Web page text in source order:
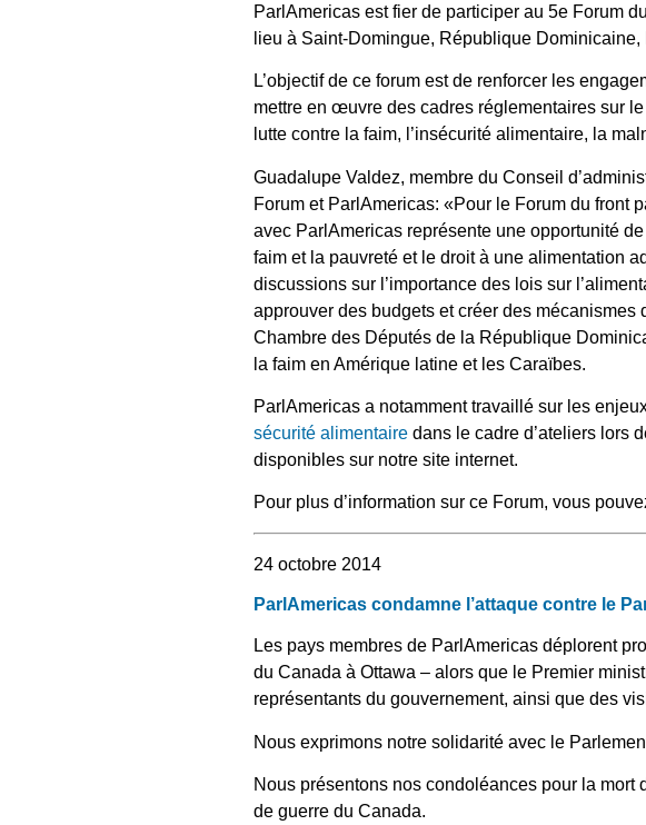
ParlAmericas est fier de participer au 5e Forum
lieu à Saint-Domingue, République
L’objectif de ce forum est de renforcer les
mettre en œuvre des cadres réglementaires sur
lutte contre la faim, l’insécurité alimentaire, la
Guadalupe Valdez, membre du Conseil
Forum et ParlAmericas: «Pour le Forum du front
avec ParlAmericas représente une opportunité
faim et la pauvreté et le droit à une alimentation
discussions sur l’importance des lois sur
approuver des budgets et créer des
Chambre des Députés de la République
la faim en Amérique latine et les Caraïbes.
ParlAmericas a notamment travaillé sur les
sécurité alimentaire dans le cadre d’ateliers lors
disponibles sur notre site internet.
Pour plus d’information sur ce Forum, vous
24 octobre 2014
ParlAmericas condamne l’attaque contre le
Les pays membres de ParlAmericas déplorent
du Canada à Ottawa – alors que le Premier
représentants du gouvernement, ainsi que des
Nous exprimons notre solidarité avec le
Nous présentons nos condoléances pour la
de guerre du Canada.